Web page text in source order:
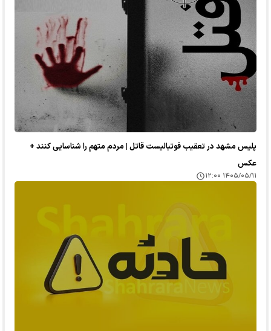
پلیس مشهد در تعقیب فوتبالیست قاتل | مردم متهم را شناسایی کنند +
عکس
۱۴۰۵/۰۵/۱۱ ۱۲:۰۰